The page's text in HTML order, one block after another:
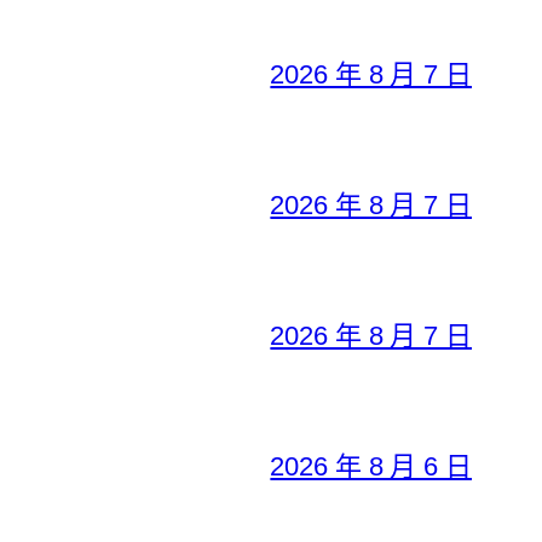
2026 年 8 月 7 日
2026 年 8 月 7 日
2026 年 8 月 7 日
2026 年 8 月 6 日